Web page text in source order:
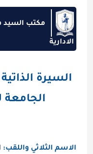
مكتب السيد
الادارية
السيرة
الجامعة
الاسم الثلاثي واللقب: